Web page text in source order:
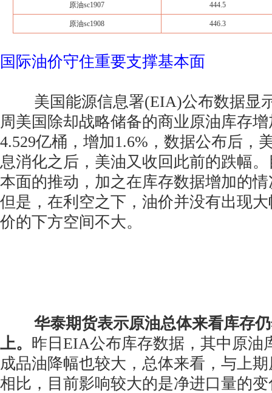
原油sc1907 444.5
原油sc1908 446.3
国际油价守住重要支撑基本面
美国能源信息署(EIA)公布数据显
周美国除却战略储备的商业原油库存增
4.529亿桶，增加1.6%，数据公布后，
息消化之后，美油又收回此前的跌幅
本面的推动，加之在库存数据增加的
但是，在利空之下，油价并没有出现
价的下方空间不大。
华泰期货表示原油总体来看库存
上。 昨日EIA公布库存数据，其中原油
成品油降幅也较大，总体来看，与上
相比，目前影响较大的是净进口量的